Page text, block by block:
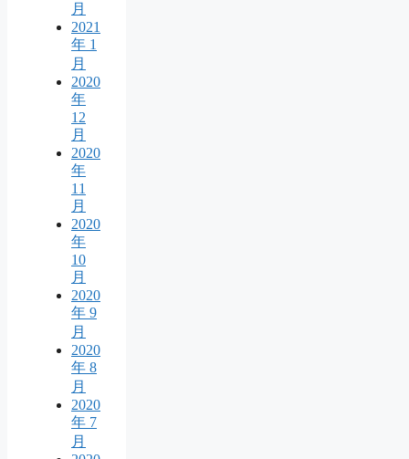
月
2021
年 1
月
2020
年
12
月
2020
年
11
月
2020
年
10
月
2020
年 9
月
2020
年 8
月
2020
年 7
月